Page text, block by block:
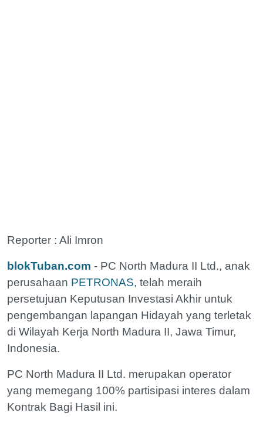
Reporter : Ali Imron
blokTuban.com - PC North Madura II Ltd., anak
perusahaan PETRONAS, telah meraih
persetujuan Keputusan Investasi Akhir untuk
pengembangan lapangan Hidayah yang terletak
di Wilayah Kerja North Madura II, Jawa Timur,
Indonesia.
PC North Madura II Ltd. merupakan operator
yang memegang 100% partisipasi interes dalam
Kontrak Bagi Hasil ini.